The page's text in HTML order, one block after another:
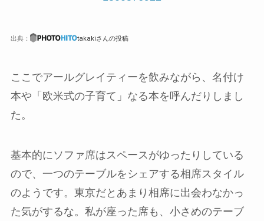
出典： takakiさんの投稿
ここでアールグレイティーを飲みながら、名付け
本や「欧米式の子育て」なる本を呼んだりしまし
た。
基本的にソファ席はスペースがゆったりしている
ので、一つのテーブルをシェアする相席スタイル
のようです。東京だとあまり相席に出会わなかっ
た気がするな。私が座った席も、小さめのテーブ